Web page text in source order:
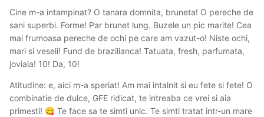
Cine m-a intampinat? O tanara domnita, bruneta! O pereche de
sani superbi. Forme! Par brunet lung. Buzele un pic marite! Cea
mai frumoasa pereche de ochi pe care am vazut-o! Niste ochi,
mari si veseli! Fund de brazilianca! Tatuata, fresh, parfumata,
joviala! 10! Da, 10!
Atitudine: e, aici m-a speriat! Am mai intalnit si eu fete si fete! O
combinatie de dulce, GFE ridicat, te intreaba ce vrei si aia
primesti! 😋 Te face sa te simti unic. Te simti tratat intr-un mare